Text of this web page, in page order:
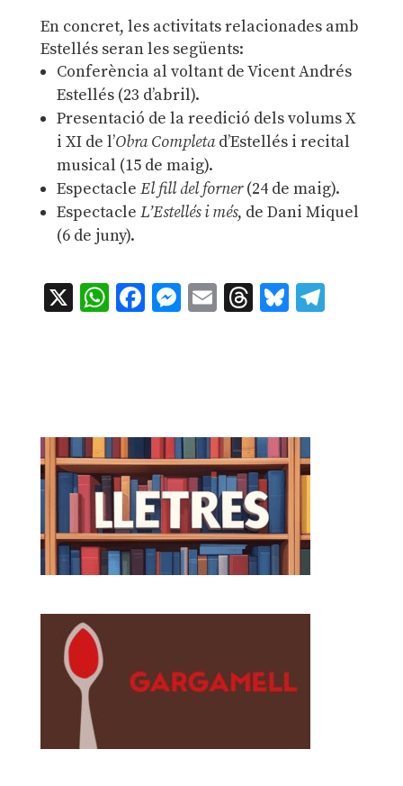
En concret, les activitats relacionades amb
Estellés seran les següents:
Conferència al voltant de Vicent Andrés
Estellés (23 d’abril).
Presentació de la reedició dels volums X
i XI de l’Obra Completad’Estellés i recital
musical (15 de maig).
Espectacle El fill del forner(24 de maig).
Espectacle L’Estellés i més, de Dani Miquel
(6 de juny).
X WhatsApp
Facebook
Messenger
EmailThreads
Bluesky